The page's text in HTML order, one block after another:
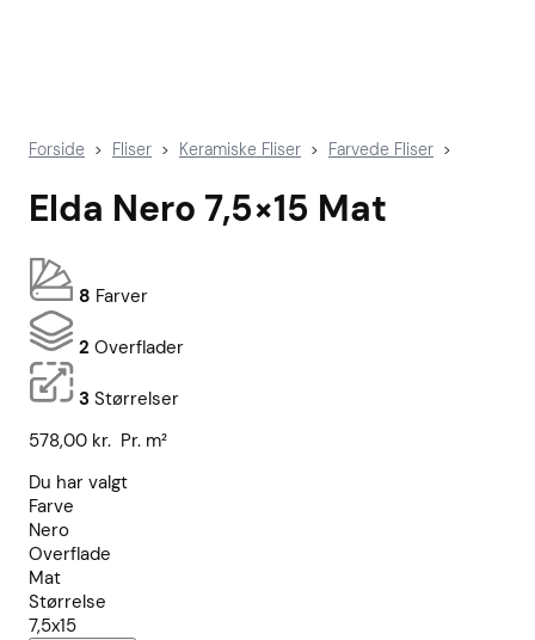
Forside > Fliser > Keramiske Fliser > Farvede Fliser >
Elda Nero 7,5×15 Mat
8 Farver
2 Overflader
3 Størrelser
578,00 kr. Pr. m²
Du har valgt
Farve
Nero
Overflade
Mat
Størrelse
7,5x15